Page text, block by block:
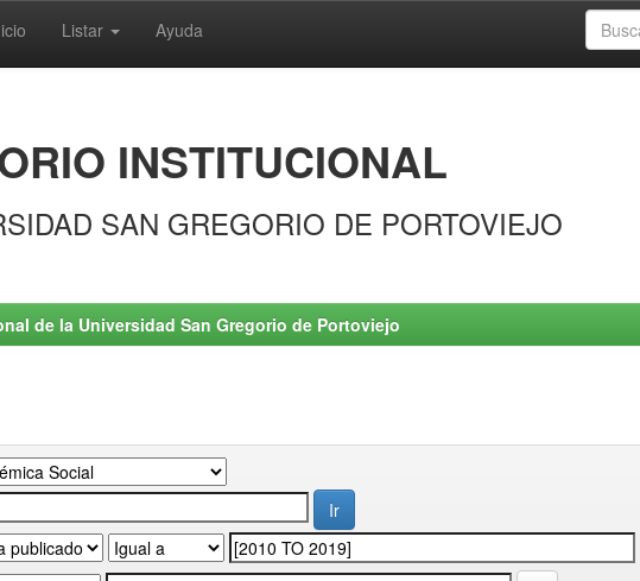
Listar Ayuda
INSTITUCIONAL
SAN GREGORIO DE PORTOVIEJO
de la Universidad San Gregorio de Portoviejo